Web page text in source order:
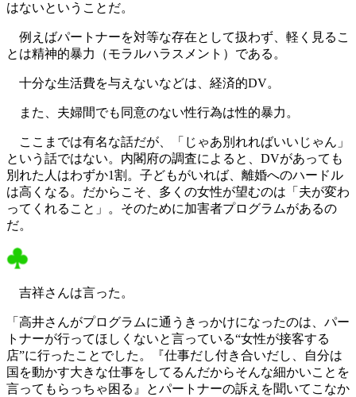
はないということだ。
例えばパートナーを対等な存在として扱わず、軽く見るこ
とは精神的暴力（モラルハラスメント）である。
十分な生活費を与えないなどは、経済的DV。
また、夫婦間でも同意のない性行為は性的暴力。
ここまでは有名な話だが、「じゃあ別れればいいじゃん」
という話ではない。内閣府の調査によると、DVがあっても
別れた人はわずか1割。子どもがいれば、離婚へのハードル
は高くなる。だからこそ、多くの女性が望むのは「夫が変わ
ってくれること」。そのために加害者プログラムがあるの
だ。
吉祥さんは言った。
「高井さんがプログラムに通うきっかけになったのは、パー
トナーが行ってほしくないと言っている“女性が接客する
店”に行ったことでした。『仕事だし付き合いだし、自分は
国を動かす大きな仕事をしてるんだからそんな細かいことを
言ってもらっちゃ困る』とパートナーの訴えを聞いてこなか